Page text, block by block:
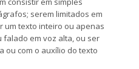
serem limitados em
um texto inteiro ou apenas
falado em voz alta, ou ser
ou com o auxílio do texto